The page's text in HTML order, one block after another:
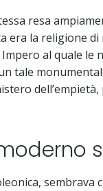
resa
la religione di
al quale
tale
sembrava